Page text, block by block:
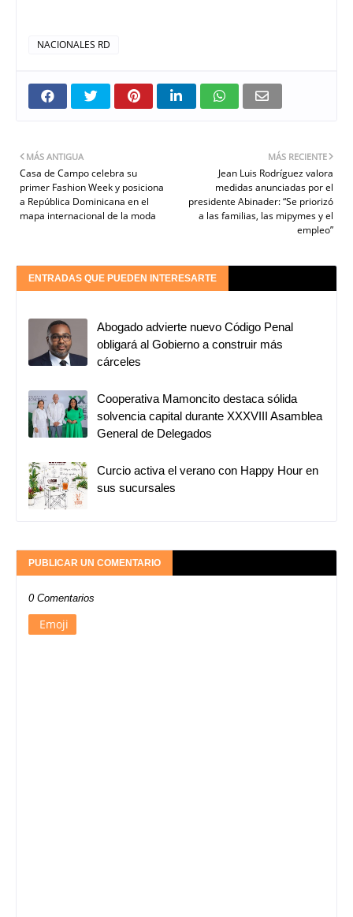
NACIONALES RD
MÁS RECIENTE
Jean Luis Rodríguez valora
medidas anunciadas por el
presidente Abinader: “Se priorizó
a las familias, las mipymes y el
empleo”
MÁS ANTIGUA
Casa de Campo celebra su
primer Fashion Week y posiciona
a República Dominicana en el
mapa internacional de la moda
ENTRADAS QUE PUEDEN INTERESARTE
Abogado advierte nuevo Código Penal
obligará al Gobierno a construir más
cárceles
Cooperativa Mamoncito destaca sólida
solvencia capital durante XXXVIII Asamblea
General de Delegados
Curcio activa el verano con Happy Hour en
sus sucursales
PUBLICAR UN COMENTARIO
0 Comentarios
Emoji